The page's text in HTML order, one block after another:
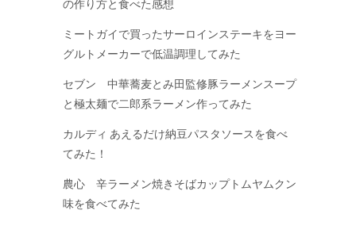
の作り方と食べた感想
ミートガイで買ったサーロインステーキをヨー
グルトメーカーで低温調理してみた
セブン 中華蕎麦とみ田監修豚ラーメンスープ
と極太麺で二郎系ラーメン作ってみた
カルディ あえるだけ納豆パスタソースを食べ
てみた！
農心 辛ラーメン焼きそばカップトムヤムクン
味を食べてみた